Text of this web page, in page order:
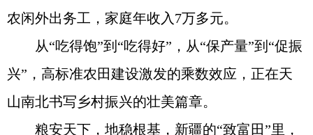
农闲外出务工，家庭年收入7万多元。
从“吃得饱”到“吃得好”，从“保产量”到“促振
兴”，高标准农田建设激发的乘数效应，正在天
山南北书写乡村振兴的壮美篇章。
粮安天下，地稳根基，新疆的“致富田”里，